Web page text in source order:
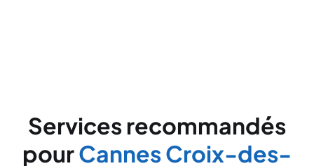
Services recommandés
pourCannes Croix-des-